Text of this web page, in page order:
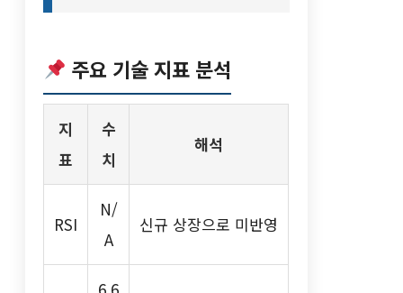
주요 기술 지표 분석
지
표
수
치
해석
RSI
N/
A
신규 상장으로 미반영